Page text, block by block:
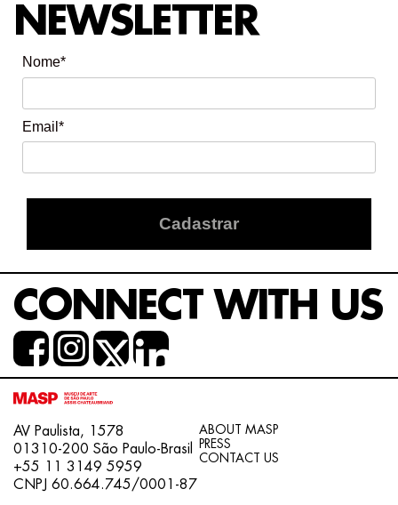
NEWSLETTER
Nome*
Email*
Cadastrar
CONNECT WITH US
AV Paulista, 1578
01310-200 São Paulo-Brasil
+55 11 3149 5959
CNPJ 60.664.745/0001-87
ABOUT MASP
PRESS
CONTACT US